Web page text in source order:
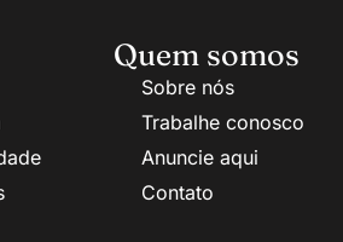
Quem somos
Sobre nós
Trabalhe conosco
Anuncie aqui
Contato